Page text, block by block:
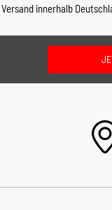
Versand innerhalb